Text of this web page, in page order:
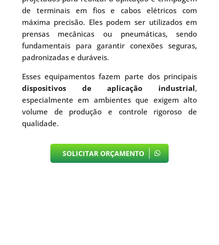
de terminais em fios e cabos elétricos com
máxima precisão. Eles podem ser utilizados em
prensas mecânicas ou pneumáticas, sendo
fundamentais para garantir conexões seguras,
padronizadas e duráveis.
Esses equipamentos fazem parte dos principais
dispositivos de aplicação industrial,
especialmente em ambientes que exigem alto
volume de produção e controle rigoroso de
qualidade.
SOLICITAR ORÇAMENTO